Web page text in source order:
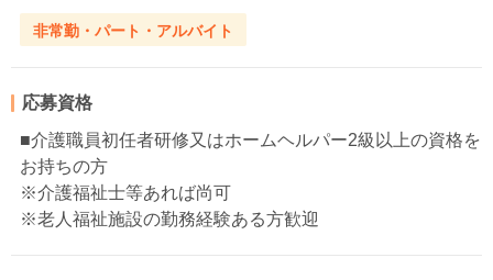
非常勤・パート・アルバイト
応募資格
■介護職員初任者研修又はホームヘルパー2級以上の資格を
お持ちの方
※介護福祉士等あれば尚可
※老人福祉施設の勤務経験ある方歓迎